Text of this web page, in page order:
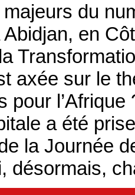
du
en
axée sur le
pour
a été
la Journée
désormais,